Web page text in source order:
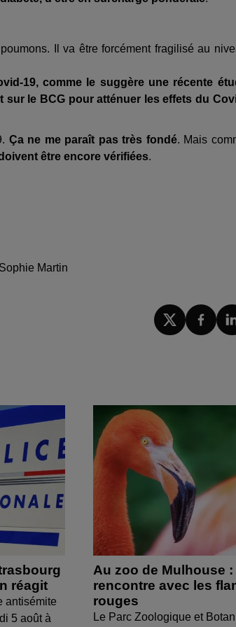
Il va être forcément fragilisé au
19, comme le suggère une récente
le BCG pour atténuer les effets du
Ça ne me paraît pas très fondé. Mais
être encore vérifiées.
Martin
réagit
antisémite
5 août à
Au zoo de Mulhouse :
rencontre avec les
rouges
Le Parc Zoologique et